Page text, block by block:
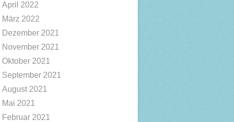
April 2022
März 2022
Dezember 2021
November 2021
Oktober 2021
September 2021
August 2021
Mai 2021
Februar 2021